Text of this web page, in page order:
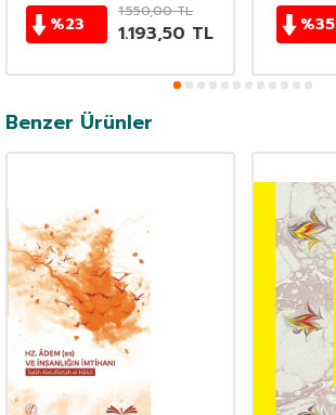
%23
1.550,00TL
1.193,50 TL %35
Benzer Ürünler